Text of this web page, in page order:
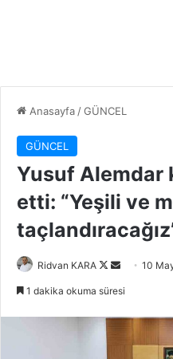
Anasayfa /GÜNCEL
GÜNCEL
Yusuf Alemdar
etti: “Yeşili ve
Ridvan KARA
Follow
Bir
göndermek
10
1 dakika okuma süresi